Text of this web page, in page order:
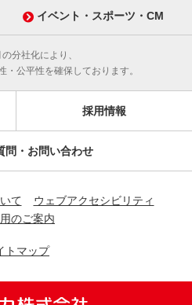
イベント・スポーツ・CM
分社化により、
・公平性を確保しております。
採用情報
問・お問い合わせ
て
ウェブアクセシビリティ
のご案内
トマップ